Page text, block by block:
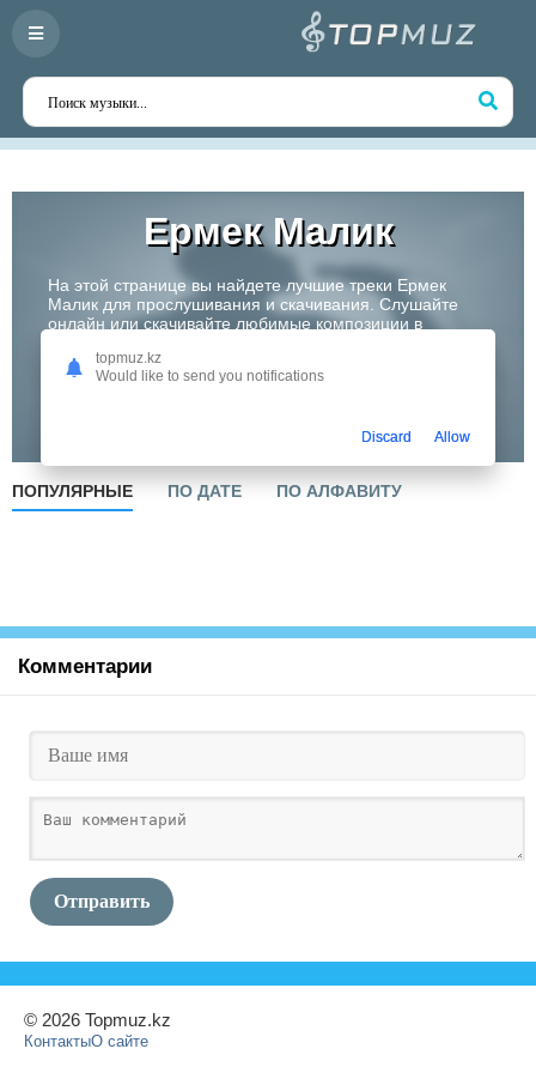
Ермек Малик
На этой странице вы найдете лучшие треки Ермек
Малик для прослушивания и скачивания. Слушайте
онлайн или скачивайте любимые композиции в
одного из самых перспективных артистов Казахстана!
ПОПУЛЯРНЫЕ ПО ДАТЕ ПО АЛФАВИТУ
Комментарии
Отправить
© 2026 Topmuz.kz
КонтактыО сайте
topmuz.kz
Would like to send you notifications
Discard Allow